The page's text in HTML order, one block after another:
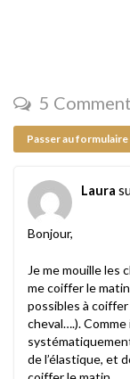
5
Passer au
Laura
Bonjour,
Je me mouille les
me coiffer le
possibles à
cheval….).
de l’élastique, et